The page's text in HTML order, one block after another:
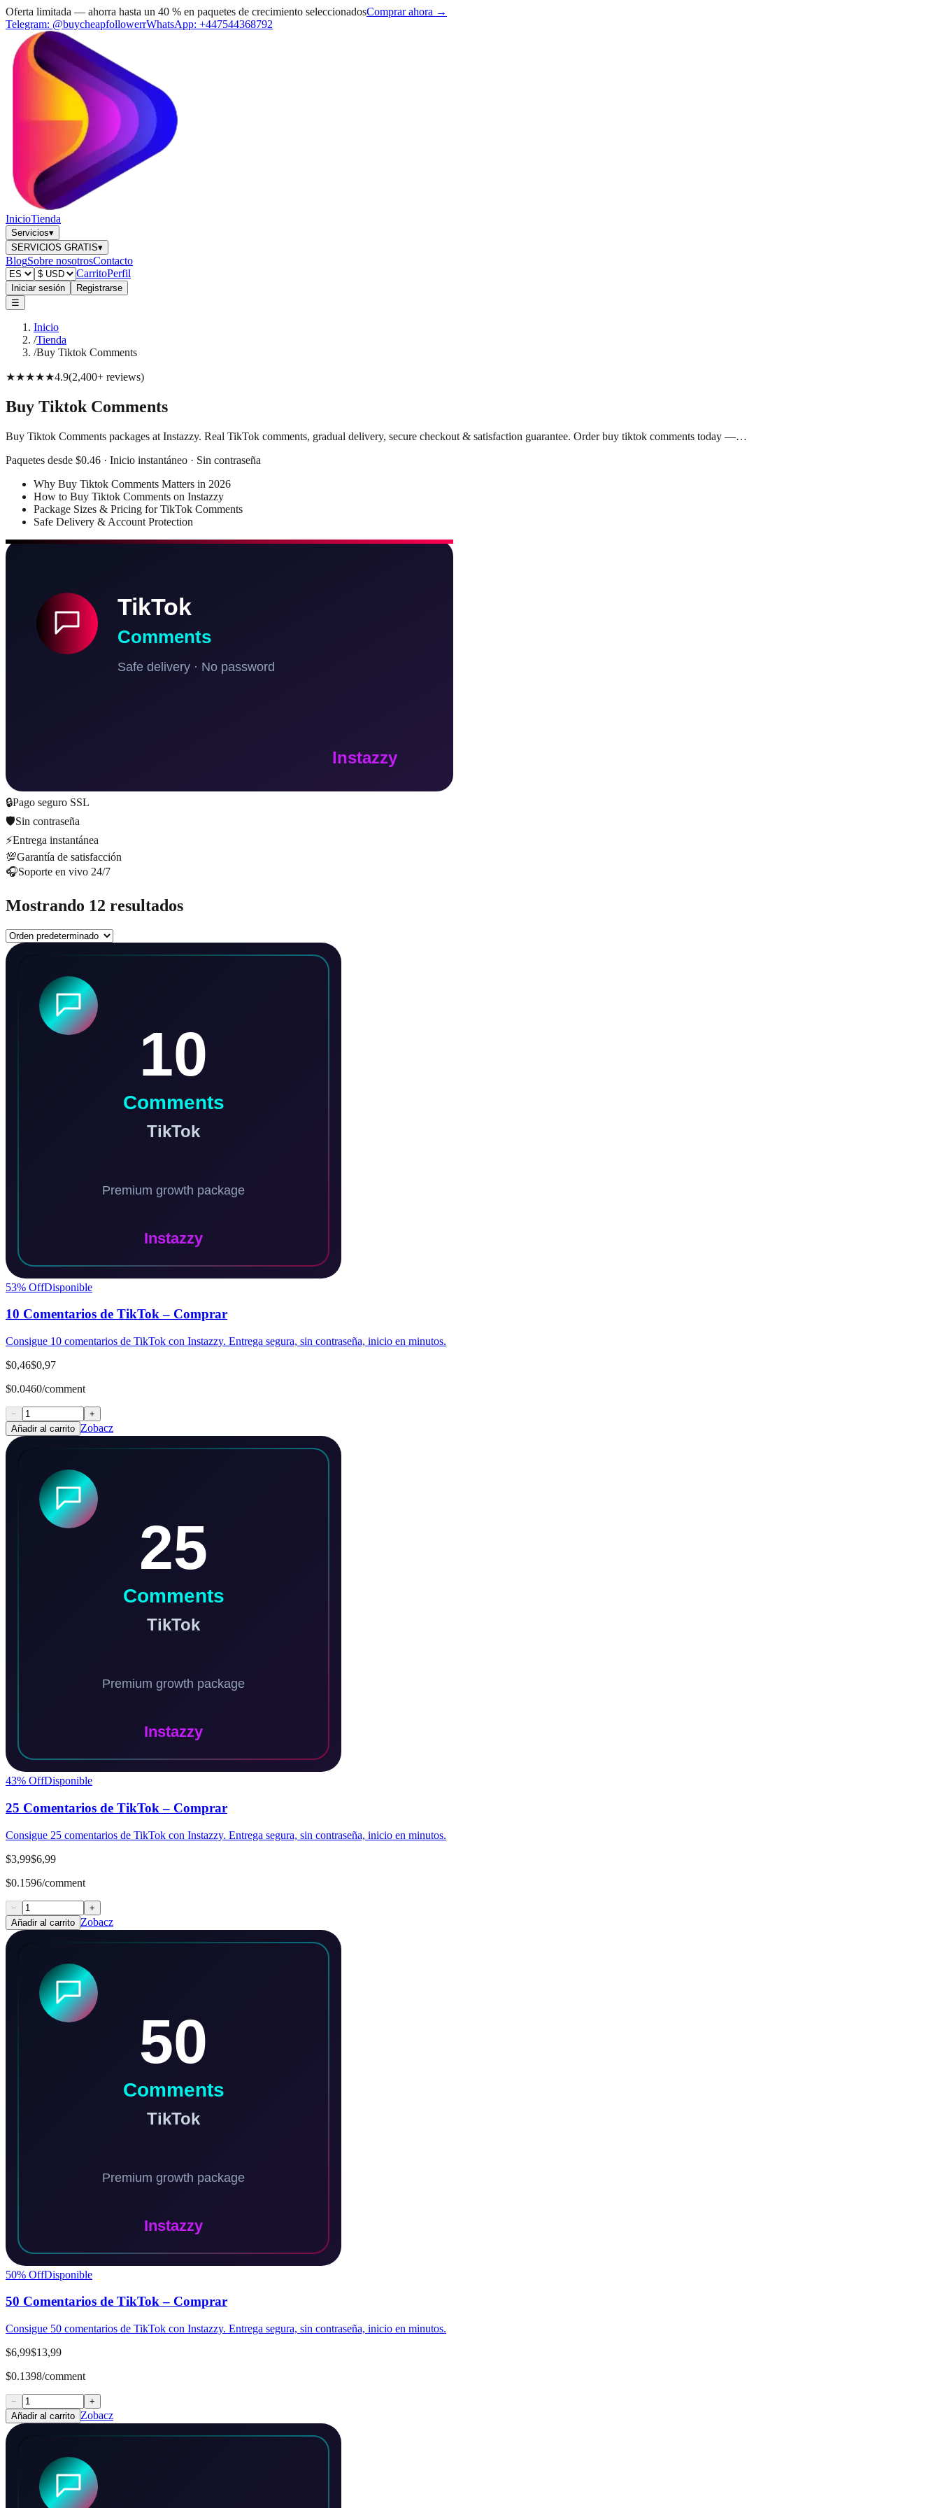
Oferta limitada — ahorra hasta un 40 % en paquetes de crecimiento seleccionadosComprar ahora →
Telegram: @buycheapfollowerrWhatsApp: +447544368792
InicioTienda
Servicios▾
SERVICIOS GRATIS▾
BlogSobre nosotrosContacto
CarritoPerfil
Iniciar sesión
Registrarse
☰
Inicio
/Tienda
/Buy Tiktok Comments
★★★★★4.9(2,400+ reviews)
Buy Tiktok Comments
Buy Tiktok Comments packages at Instazzy. Real TikTok comments, gradual delivery, secure checkout & satisfaction guarantee. Order buy tiktok comments today —…
Paquetes desde $0.46 · Inicio instantáneo · Sin contraseña
Why Buy Tiktok Comments Matters in 2026
How to Buy Tiktok Comments on Instazzy
Package Sizes & Pricing for TikTok Comments
Safe Delivery & Account Protection
🔒Pago seguro SSL
🛡️Sin contraseña
⚡Entrega instantánea
💯Garantía de satisfacción
🎧Soporte en vivo 24/7
Mostrando 12 resultados
53% OffDisponible
10 Comentarios de TikTok – Comprar
Consigue 10 comentarios de TikTok con Instazzy. Entrega segura, sin contraseña, inicio en minutos.
$0,46$0,97
$0.0460/comment
−
+
Añadir al carrito Zobacz
43% OffDisponible
25 Comentarios de TikTok – Comprar
Consigue 25 comentarios de TikTok con Instazzy. Entrega segura, sin contraseña, inicio en minutos.
$3,99$6,99
$0.1596/comment
−
+
Añadir al carrito Zobacz
50% OffDisponible
50 Comentarios de TikTok – Comprar
Consigue 50 comentarios de TikTok con Instazzy. Entrega segura, sin contraseña, inicio en minutos.
$6,99$13,99
$0.1398/comment
−
+
Añadir al carrito Zobacz